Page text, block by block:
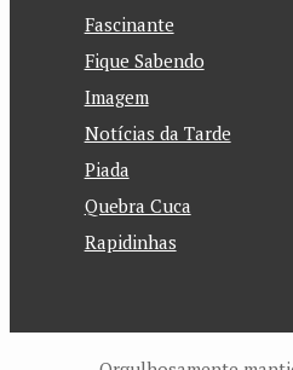
Fascinante
Fique Sabendo
Imagem
Notícias da Tarde
Piada
Quebra Cuca
Rapidinhas